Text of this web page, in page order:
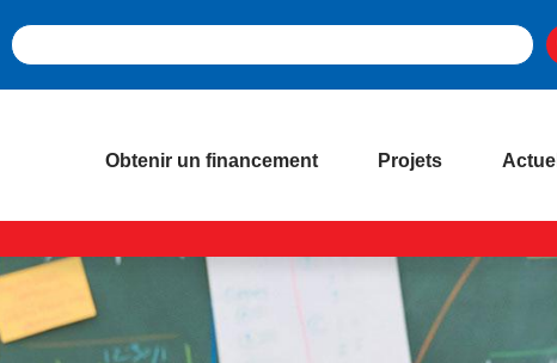
Obtenir un financement Projets Actuel